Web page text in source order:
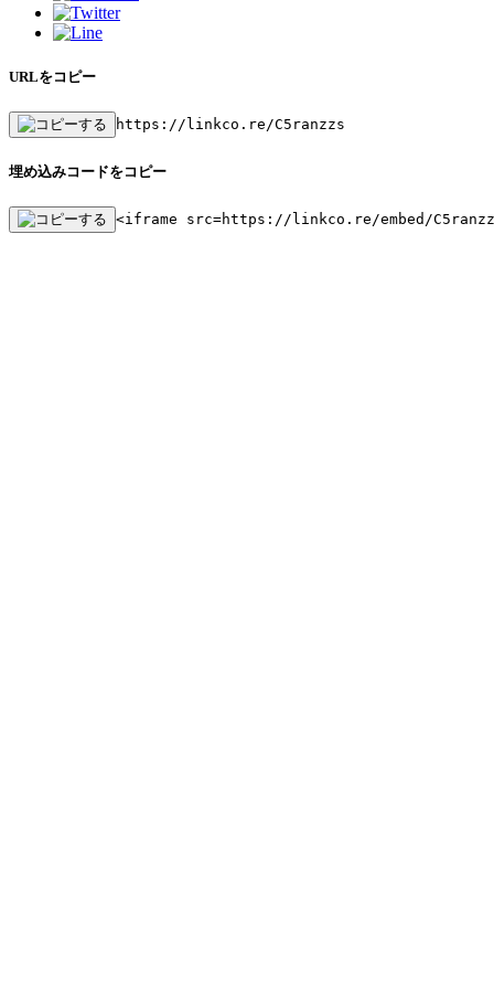
URLをコピー
https://linkco.re/C5ranzzs
埋め込みコードをコピー
<iframe src=https://linkco.re/embed/